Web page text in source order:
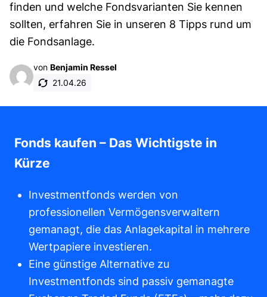
finden und welche Fondsvarianten Sie kennen
sollten, erfahren Sie in unseren 8 Tipps rund um
die Fondsanlage.
von Benjamin Ressel
21.04.26
Fonds kaufen – Das Wichtigste in
Kürze
Investmentfonds werden von
professionellen Vermögensverwaltern
gemanagt, die das Anlagekapital in mehrere
Wertpapiere investieren.
Eine günstige Alternative zu
Investmentfonds sind passiv gemanagte